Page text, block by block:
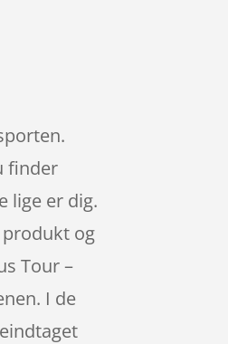
finder
lige er dig.
og
Tour –
I de